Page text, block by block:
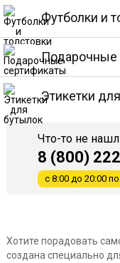
Футболки и
Подарочные
Этикетки
Что-то не
8 (800)
с 8:00 до 20:00
Хотите порадовать
создана специально